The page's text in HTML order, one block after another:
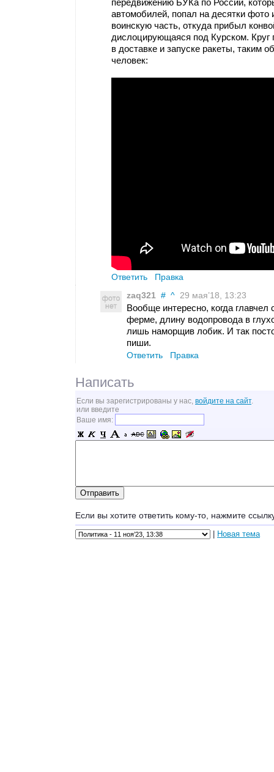
передвижению БУКа по России,
автомобилей, попал на десятки фото
воинскую часть, откуда прибыл
дислоцирующаяся под Курском. Круг
в доставке и запуске ракеты, таким
человек:
Ответить
Правка
zaq321 # ^ 29 мая’18, 13:23
Вообще интересно, когда
ферме, длину водопровода в
лишь наморщив лобик. И так
пиши.
Ответить Правка
Написать
Если вы зарегистрированы у нас, войдите на сайт.
или введите
Ваше имя:
Если вы хотите ответить кому-то, нажмите
Новая тема